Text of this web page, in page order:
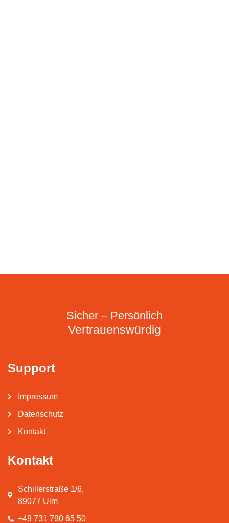
Sicher – Persönlich
Vertrauenswürdig
Support
Impressum
Datenschutz
Kontakt
Kontakt
Schillerstraße 1/6,
89077 Ulm
+49 731 790 65 50